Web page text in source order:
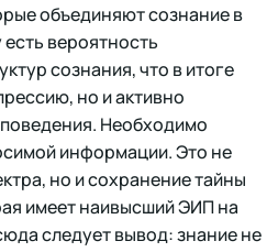
объединяют сознание в
вероятность
сознания, что в итоге
но и активно
Необходимо
информации. Это не
но и сохранение тайны
имеет наивысший ЭИП на
следует вывод: знание не